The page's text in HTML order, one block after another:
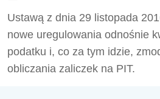
Ustawą z dnia 29 listopada
nowe uregulowania odnośnie
podatku i, co za tym idzie,
obliczania zaliczek na PIT.